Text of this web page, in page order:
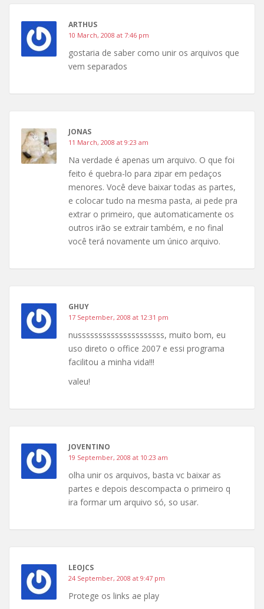
ARTHUS
10 March, 2008 at 7:46 pm
gostaria de saber como unir os arquivos que
vem separados
JONAS
11 March, 2008 at 9:23 am
Na verdade é apenas um arquivo. O que foi
feito é quebra-lo para zipar em pedaços
menores. Você deve baixar todas as partes,
e colocar tudo na mesma pasta, ai pede pra
extrar o primeiro, que automaticamente os
outros irão se extrair também, e no final
você terá novamente um único arquivo.
GHUY
17 September, 2008 at 12:31 pm
nusssssssssssssssssssss, muito bom, eu
uso direto o office 2007 e essi programa
facilitou a minha vida!!!
valeu!
JOVENTINO
19 September, 2008 at 10:23 am
olha unir os arquivos, basta vc baixar as
partes e depois descompacta o primeiro q
ira formar um arquivo só, so usar.
LEOJCS
24 September, 2008 at 9:47 pm
Protege os links ae play